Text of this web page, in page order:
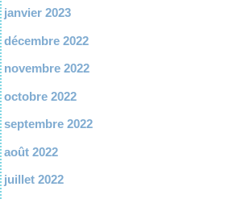
janvier 2023
décembre 2022
novembre 2022
octobre 2022
septembre 2022
août 2022
juillet 2022